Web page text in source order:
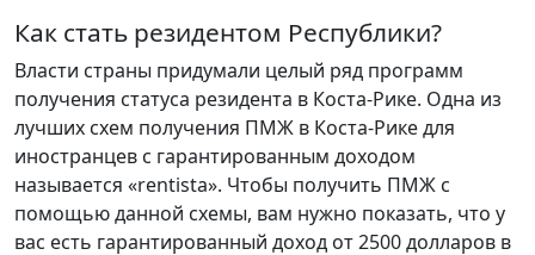
Как стать резидентом Республики?
Власти страны придумали целый ряд программ
получения статуса резидента в Коста-Рике. Одна из
лучших схем получения ПМЖ в Коста-Рике для
иностранцев с гарантированным доходом
называется «rentista». Чтобы получить ПМЖ с
помощью данной схемы, вам нужно показать, что у
вас есть гарантированный доход от 2500 долларов в